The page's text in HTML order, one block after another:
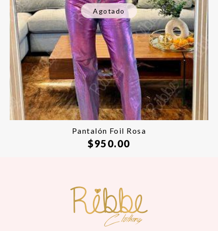
Agotado
Pantalón Foil Rosa
$950.00